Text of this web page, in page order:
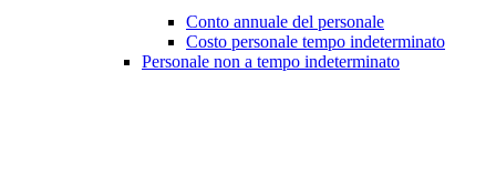
Conto annuale del personale
Costo personale tempo indeterminato
Personale non a tempo indeterminato